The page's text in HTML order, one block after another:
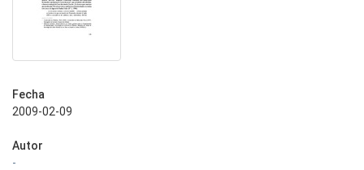
Fecha
2009-02-09
Autor
-